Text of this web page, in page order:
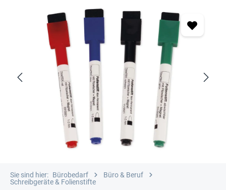
Sie sind hier: Bürobedarf
Büro & Beruf
Schreibgeräte & Folienstifte